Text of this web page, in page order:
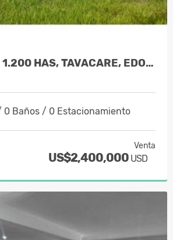
VENTA FINCA 1.200 HAS, TAVACARE, EDO.…
0 Baños / 0 Estacionamiento
Venta
US$2,400,000 USD